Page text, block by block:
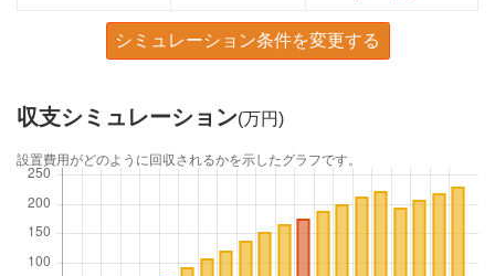
シミュレーション条件を変更する
収支シミュレーション(万円)
設置費用がどのように回収されるかを示したグラフです。